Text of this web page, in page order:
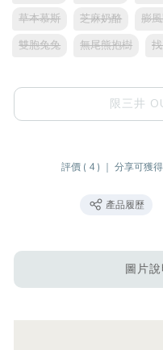
草本慕斯
芝麻奶酪 膨
雙胞兔兔
無尾熊抱樹
限三井
評價 ( 4 ) ｜ 分享可獲
產品履歷
圖片